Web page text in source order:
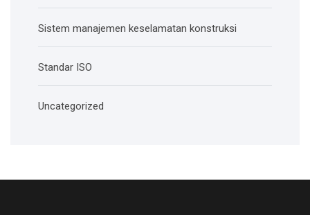
Sistem manajemen keselamatan konstruksi
Standar ISO
Uncategorized